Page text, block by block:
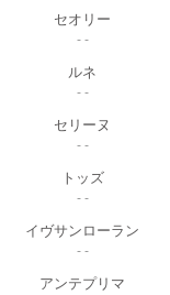
セオリー
- -
ルネ
- -
セリーヌ
- -
トッズ
- -
イヴサンローラン
- -
アンテプリマ